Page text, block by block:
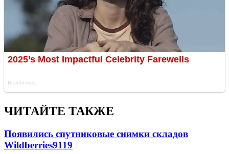
ЧИТАЙТЕ ТАКЖЕ
Появились спутниковые снимки складов
Wildberries9119